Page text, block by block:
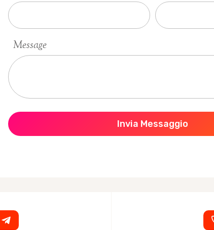
Message
Invia Messaggio